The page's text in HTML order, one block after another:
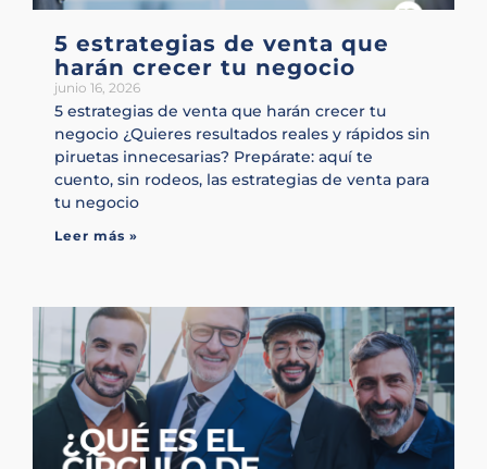
5 estrategias de venta que
harán crecer tu negocio
junio 16, 2026
5 estrategias de venta que harán crecer tu
negocio ¿Quieres resultados reales y rápidos sin
piruetas innecesarias? Prepárate: aquí te
cuento, sin rodeos, las estrategias de venta para
tu negocio
Leer más »